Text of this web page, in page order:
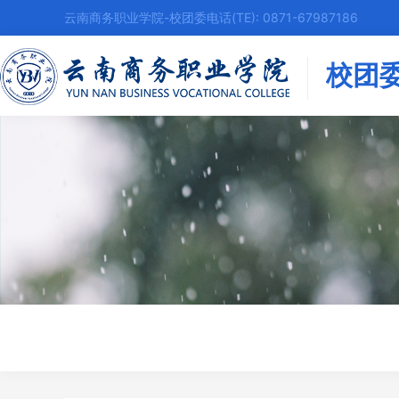
云南商务职业学院-校团委电话(TE): 0871-67987186
校团